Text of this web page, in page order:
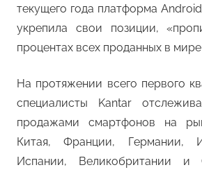
текущего года платформа
укрепила свои позиции,
процентах всех проданных в
На протяжении всего первого
специалисты Kantar
продажами смартфонов на
Китая, Франции, Германии,
Испании, Великобритании